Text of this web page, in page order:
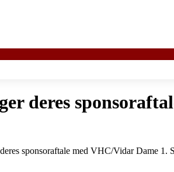
deres
sponsoraftale med VHC/Vidar Dame